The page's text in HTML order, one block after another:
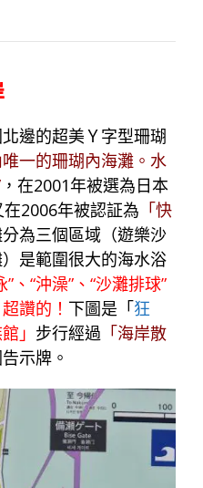
邊的超美Ｙ字型珊瑚
一的珊瑚內海灘。水
，在2001年被選為日本
2006年被認証為 「快
為三個區域（遊樂沙
是範圍很大的海水浴
、“沖澡”、“沙灘排球”
讚的！ 下圖是「狂
」 步行經過 「海岸散
示牌。